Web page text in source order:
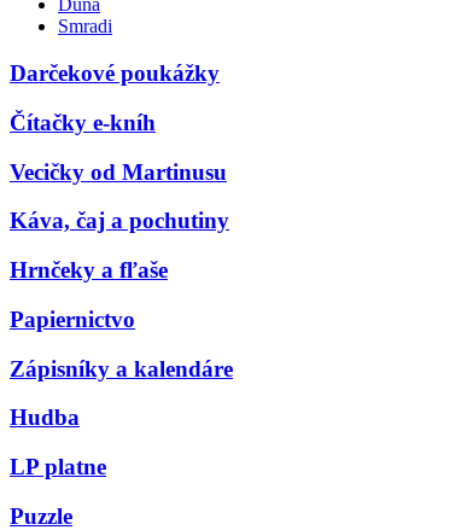
Duna
Smradi
Darčekové poukážky
Čítačky e-kníh
Vecičky od Martinusu
Káva, čaj a pochutiny
Hrnčeky a fľaše
Papiernictvo
Zápisníky a kalendáre
Hudba
LP platne
Puzzle